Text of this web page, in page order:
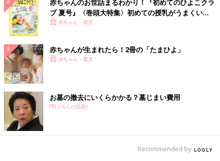
赤ちゃんのお世話まるわかり！『初めてのひよこクラ
ブ 夏号』〈巻頭大特集〉初めての授乳がうまくい
く！ おっぱい・ミルクの基本と夏のトラブル 解決テ
赤ちゃん・育児
赤ちゃんが生まれたら！2冊の「たまひよ」
赤ちゃん・育児
お墓の撤去にいくらかかる？墓じまい費用
PR(くらしの話題)
Recommended by